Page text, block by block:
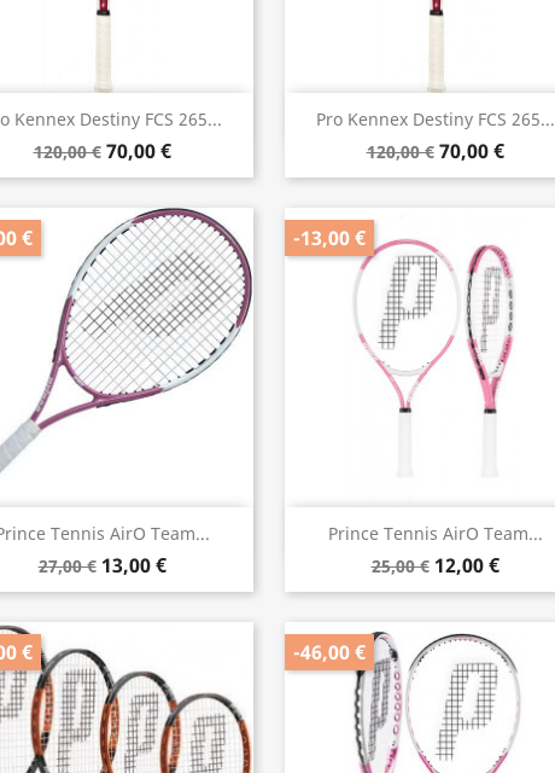
Kennex Destiny FCS 265...
120,00 € 70,00 €
Vorschau
Pro Kennex Destiny FCS 265...
120,00 € 70,00 €
Vorschau
Tennis AirO Team...
27,00 € 13,00 €
€
Vorschau
Prince Tennis AirO Team...
25,00 € 12,00 €
-13,00 €
Vorschau
€ -46,00 €